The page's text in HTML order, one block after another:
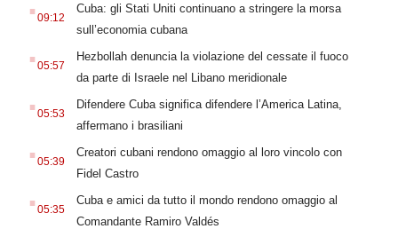
09:12
Cuba: gli Stati Uniti continuano a stringere la morsa
sull’economia cubana
. 05:57
Hezbollah denuncia la violazione del cessate il fuoco
da parte di Israele nel Libano meridionale
. 05:53
Difendere Cuba significa difendere l’America Latina,
affermano i brasiliani
. 05:39
Creatori cubani rendono omaggio al loro vincolo con
Fidel Castro
. 05:35
Cuba e amici da tutto il mondo rendono omaggio al
Comandante Ramiro Valdés